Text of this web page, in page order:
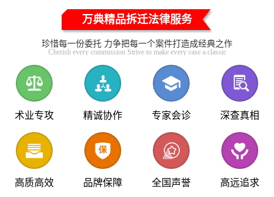
万典精品拆迁法律服务
珍惜每一份委托 力争把每一个案件打造成经典之作
Cherish every commission Strive to make every case a classic
术业专攻 精诚协作 专家会诊 深查真相
高质高效 品牌保障 全国声誉 高远追求